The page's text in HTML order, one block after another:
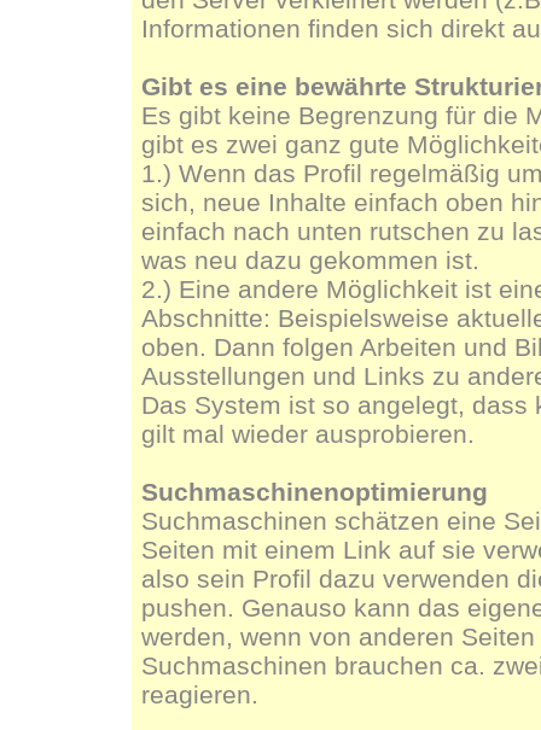
Informationen finden sich direkt
Gibt es eine bewährte
Es gibt keine Begrenzung für die
gibt es zwei ganz gute
1.) Wenn das Profil regelmäßig
sich, neue Inhalte einfach oben
einfach nach unten rutschen zu
was neu dazu gekommen ist.
2.) Eine andere Möglichkeit ist
Abschnitte: Beispielsweise
oben. Dann folgen Arbeiten und
Ausstellungen und Links zu
Das System ist so angelegt,
gilt mal wieder ausprobieren.
Suchmaschinenoptimierung
Suchmaschinen schätzen eine
Seiten mit einem Link auf sie
also sein Profil dazu verwenden
pushen. Genauso kann das
werden, wenn von anderen
Suchmaschinen brauchen ca.
reagieren.